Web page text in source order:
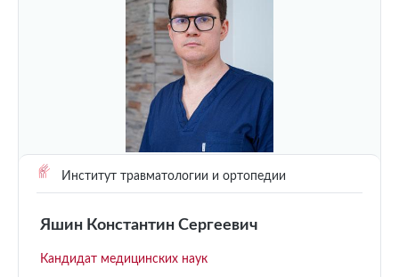
Институт травматологии и ортопедии
Яшин Константин Сергеевич
Кандидат медицинских наук